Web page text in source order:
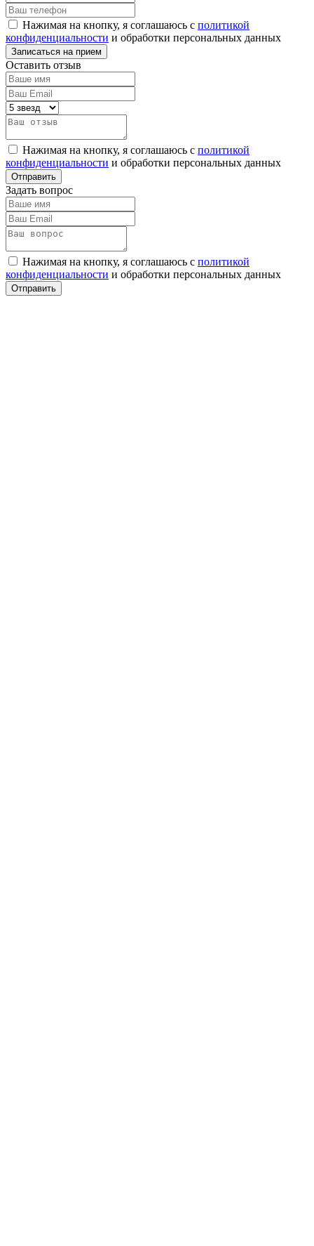
Нажимая на кнопку, я соглашаюсь с политикой
конфиденциальности и обработки персональных данных
Оставить отзыв
Нажимая на кнопку, я соглашаюсь с политикой
конфиденциальности и обработки персональных данных
Задать вопрос
Нажимая на кнопку, я соглашаюсь с политикой
конфиденциальности и обработки персональных данных